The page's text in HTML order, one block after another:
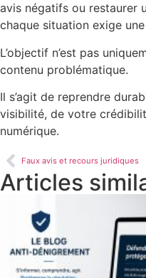
avis négatifs ou restaurer
chaque situation exige
L’objectif n’est pas
contenu problématique.
Il s’agit de reprendre
visibilité, de votre
numérique.
Faux avis et recours juridiques
Articles